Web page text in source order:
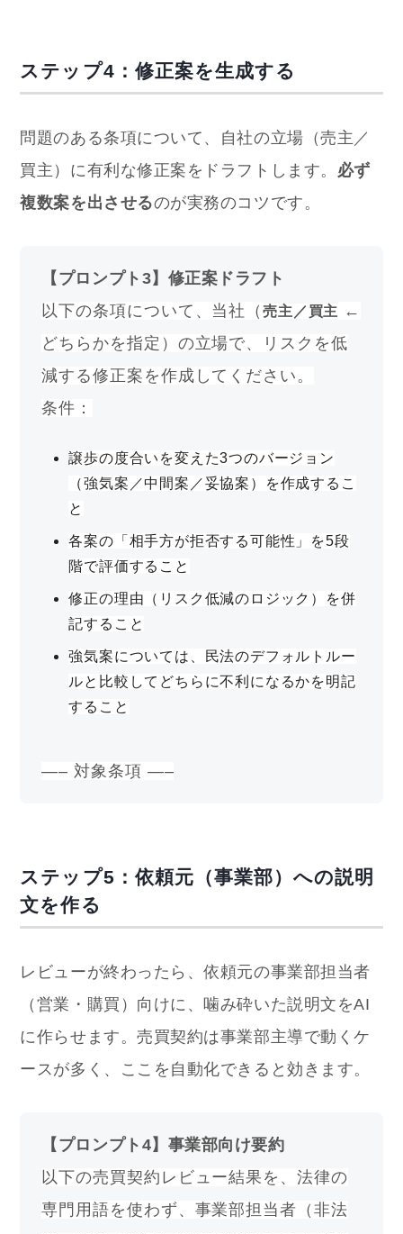
ステップ4：修正案を生成する
問題のある条項について、自社の立場（売主／
買主）に有利な修正案をドラフトします。 必ず
複数案を出させるのが実務のコツです。
【プロンプト3】修正案ドラフト
以下の条項について、当社（売主／買主 ←
どちらかを指定）の立場で、リスクを低
減する修正案を作成してください。
条件：
譲歩の度合いを変えた3つのバージョン
（強気案／中間案／妥協案）を作成するこ
と
各案の「相手方が拒否する可能性」を5段
階で評価すること
修正の理由（リスク低減のロジック）を併
記すること
強気案については、民法のデフォルトルー
ルと比較してどちらに不利になるかを明記
すること
—– 対象条項 —–
ステップ5：依頼元（事業部）への説明
文を作る
レビューが終わったら、依頼元の事業部担当者
（営業・購買）向けに、噛み砕いた説明文をAI
に作らせます。売買契約は事業部主導で動くケ
ースが多く、ここを自動化できると効きます。
【プロンプト4】事業部向け要約
以下の売買契約レビュー結果を、法律の
専門用語を使わず、事業部担当者（非法